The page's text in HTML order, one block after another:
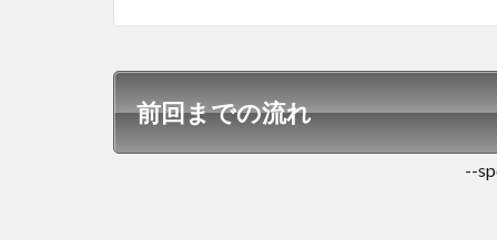
前回までの流れ
--